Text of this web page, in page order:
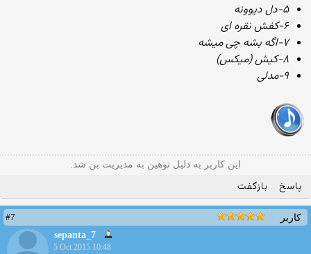
۵-دل دیوونه
۶-کفش نقره ای
۷-اگه بشه چی میشه
۸-کیش (میکس)
۹-مدلی
این کاربر به دلیل توهین به مدیریت بن شد.
پاسخ بازگفت
کاربر
#7
sepanta_7
5 Oct 2015 10:48